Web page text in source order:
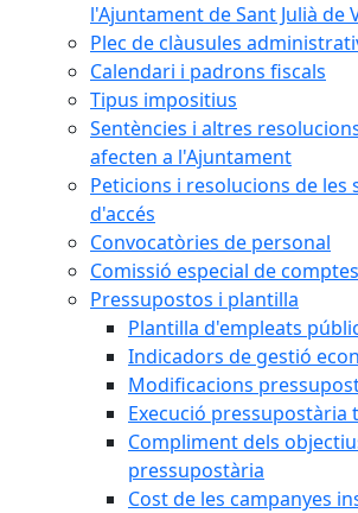
l'Ajuntament de Sant Julià de
Plec de clàusules
Calendari i padrons fiscals
Tipus impositius
Sentències i altres
afecten a l'Ajuntament
Peticions i resolucions de les
d'accés
Convocatòries de personal
Comissió especial de comptes
Pressupostos i plantilla
Plantilla d'empleats
Indicadors de gestió
Modificacions
Execució pressupostària
Compliment dels
pressupostària
Cost de les campanyes